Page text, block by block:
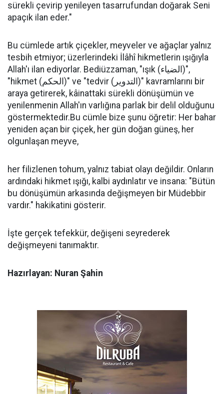
sürekli çevirip yenileyen tasarrufundan doğarak Seni
apaçık ilan eder."
Bu cümlede artık çiçekler, meyveler ve ağaçlar yalnız
tesbih etmiyor; üzerlerindeki İlâhî hikmetlerin ışığıyla
Allah'ı ilan ediyorlar. Bediüzzaman, "ışık (الضياء)",
"hikmet (الحكم)" ve "tedvir (التدوير)" kavramlarını bir
araya getirerek, kâinattaki sürekli dönüşümün ve
yenilenmenin Allah'ın varlığına parlak bir delil olduğunu
göstermektedir.Bu cümle bize şunu öğretir: Her bahar
yeniden açan bir çiçek, her gün doğan güneş, her
olgunlaşan meyve,
her filizlenen tohum, yalnız tabiat olayı değildir. Onların
ardındaki hikmet ışığı, kalbi aydınlatır ve insana: "Bütün
bu dönüşümün arkasında değişmeyen bir Müdebbir
vardır." hakikatini gösterir.
İşte gerçek tefekkür, değişeni seyrederek
değişmeyeni tanımaktır.
Hazırlayan: Nuran Şahin